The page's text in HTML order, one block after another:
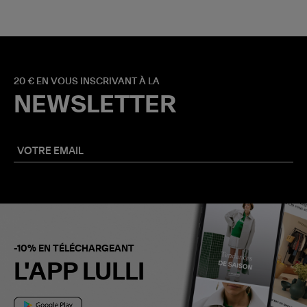
20 € EN VOUS INSCRIVANT À LA
NEWSLETTER
-10% EN TÉLÉCHARGEANT
L'APP LULLI